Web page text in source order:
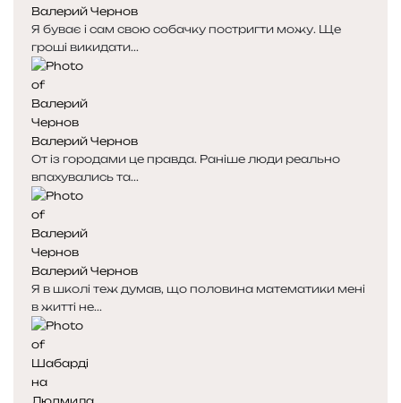
Валерий Чернов
Я буває і сам свою собачку постригти можу. Ще
гроші викидати...
Валерий Чернов
От із городами це правда. Раніше люди реально
впахувались та...
Валерий Чернов
Я в школі теж думав, що половина математики мені
в житті не...